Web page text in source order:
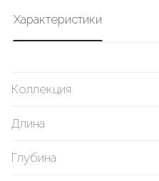
Характеристики
Коллекция
Длина
Глубина